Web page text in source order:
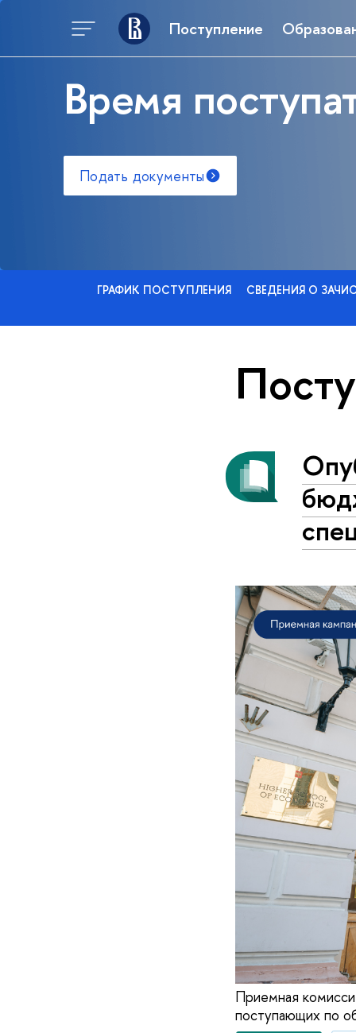
Поступление
Время
Подать документы
ГРАФИК ПОСТУПЛЕНИЯ СВЕДЕНИЯ О
Приемная
поступающих по